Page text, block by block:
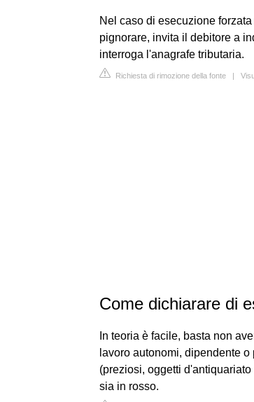
Nel caso di esecuzione
pignorare, invita il debitore a
interroga l'anagrafe tributaria.
Richiesta di rimozione della fonte |
Come dichiarare di
In teoria è facile, basta non
lavoro autonomi, dipendente
(preziosi, oggetti
sia in rosso.